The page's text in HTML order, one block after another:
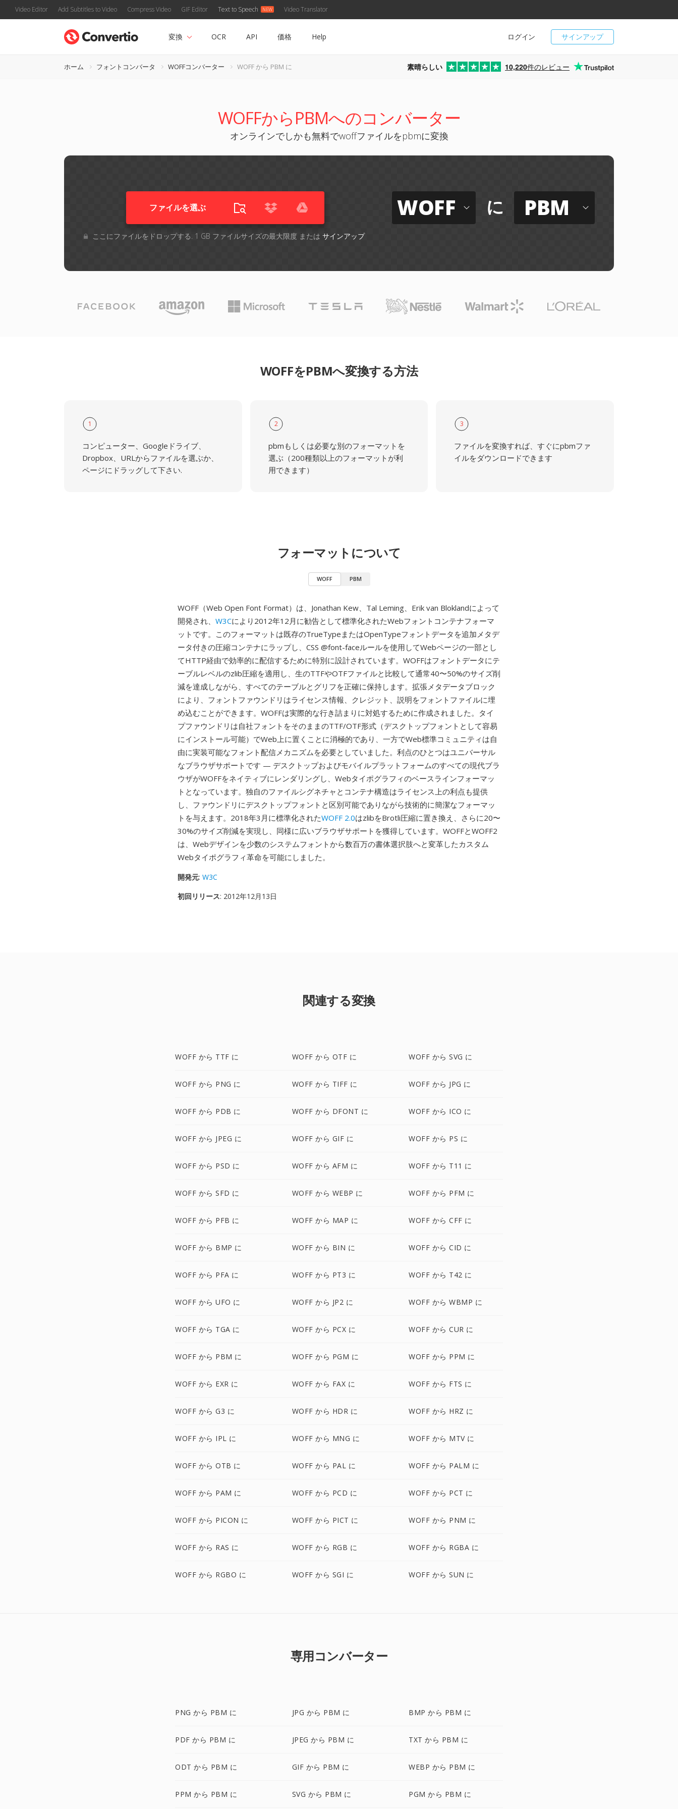
Video Editor Add Subtitles to Video Compress Video GIF Editor Text to Speech Video Translator
サインアップ
ログイン
変換 OCR API 価格 Help
ホーム フォントコンバータ WOFFコンバーター WOFF から PBM に 素晴らしい 10,220件のレビュー
WOFFからPBMへのコンバーター
オンラインでしかも無料でwoffファイルをpbmに変換
ファイルを選ぶ
ここにファイルをドロップする. 1 GB ファイルサイズの最大限度 または サインアップ
WOFF に PBM
WOFFをPBMへ変換する方法
1
コンピューター、Googleドライブ、
Dropbox、URLからファイルを選ぶか、
ページにドラッグして下さい.
2
pbmもしくは必要な別のフォーマットを
選ぶ（200種類以上のフォーマットが利
用できます）
3
ファイルを変換すれば、すぐにpbmファ
イルをダウンロードできます
フォーマットについて
WOFF PBM
WOFF（Web Open Font Format）は、Jonathan Kew、Tal Leming、Erik van Bloklandによって
開発され、 W3Cにより2012年12月に勧告として標準化されたWebフォントコンテナフォーマ
ットです。このフォーマットは既存のTrueTypeまたはOpenTypeフォントデータを追加メタデ
ータ付きの圧縮コンテナにラップし、CSS @font-faceルールを使用してWebページの一部とし
てHTTP経由で効率的に配信するために特別に設計されています。WOFFはフォントデータにテ
ーブルレベルのzlib圧縮を適用し、生のTTFやOTFファイルと比較して通常40〜50%のサイズ削
減を達成しながら、すべてのテーブルとグリフを正確に保持します。拡張メタデータブロック
により、フォントファウンドリはライセンス情報、クレジット、説明をフォントファイルに埋
め込むことができます。WOFFは実際的な行き詰まりに対処するために作成されました。タイ
プファウンドリは自社フォントをそのままのTTF/OTF形式（デスクトップフォントとして容易
にインストール可能）でWeb上に置くことに消極的であり、一方でWeb標準コミュニティは自
由に実装可能なフォント配信メカニズムを必要としていました。利点のひとつはユニバーサル
なブラウザサポートです — デスクトップおよびモバイルプラットフォームのすべての現代ブラ
ウザがWOFFをネイティブにレンダリングし、Webタイポグラフィのベースラインフォーマッ
トとなっています。独自のファイルシグネチャとコンテナ構造はライセンス上の利点も提供
し、ファウンドリにデスクトップフォントと区別可能でありながら技術的に簡潔なフォーマッ
トを与えます。2018年3月に標準化されたWOFF 2.0はzlibをBrotli圧縮に置き換え、さらに20〜
30%のサイズ削減を実現し、同様に広いブラウザサポートを獲得しています。WOFFとWOFF2
は、Webデザインを少数のシステムフォントから数百万の書体選択肢へと変革したカスタム
Webタイポグラフィ革命を可能にしました。
開発元: W3C
初回リリース: 2012年12月13日
関連する変換
WOFF から TTF に WOFF から OTF に WOFF から SVG に
WOFF から PNG に WOFF から TIFF に WOFF から JPG に
WOFF から PDB に WOFF から DFONT に WOFF から ICO に
WOFF から JPEG に WOFF から GIF に WOFF から PS に
WOFF から PSD に WOFF から AFM に WOFF から T11 に
WOFF から SFD に WOFF から WEBP に WOFF から PFM に
WOFF から PFB に WOFF から MAP に WOFF から CFF に
WOFF から BMP に WOFF から BIN に WOFF から CID に
WOFF から PFA に WOFF から PT3 に WOFF から T42 に
WOFF から UFO に WOFF から JP2 に WOFF から WBMP に
WOFF から TGA に WOFF から PCX に WOFF から CUR に
WOFF から PBM に WOFF から PGM に WOFF から PPM に
WOFF から EXR に WOFF から FAX に WOFF から FTS に
WOFF から G3 に WOFF から HDR に WOFF から HRZ に
WOFF から IPL に WOFF から MNG に WOFF から MTV に
WOFF から OTB に WOFF から PAL に WOFF から PALM に
WOFF から PAM に WOFF から PCD に WOFF から PCT に
WOFF から PICON に WOFF から PICT に WOFF から PNM に
WOFF から RAS に WOFF から RGB に WOFF から RGBA に
WOFF から RGBO に WOFF から SGI に WOFF から SUN に
専用コンバーター
PNG から PBM に JPG から PBM に BMP から PBM に
PDF から PBM に JPEG から PBM に TXT から PBM に
ODT から PBM に GIF から PBM に WEBP から PBM に
PPM から PBM に SVG から PBM に PGM から PBM に